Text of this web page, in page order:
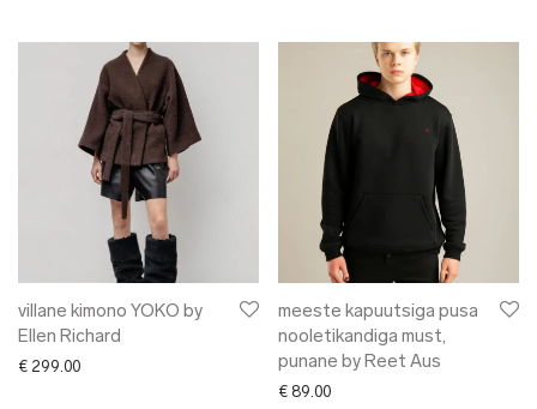
villane kimono YOKO by
Ellen Richard
€ 299.00
meeste kapuutsiga pusa
nooletikandiga must,
punane by Reet Aus
€ 89.00